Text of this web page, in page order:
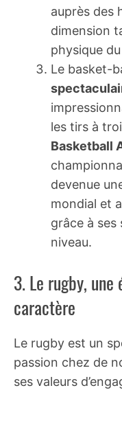
auprès des
dimension
physique
Le basket-
les tirs à
Basketball
devenue
mondial et
grâce à
niveau.
3. Le rugby,
caractère
Le rugby est un
passion chez de
ses valeurs